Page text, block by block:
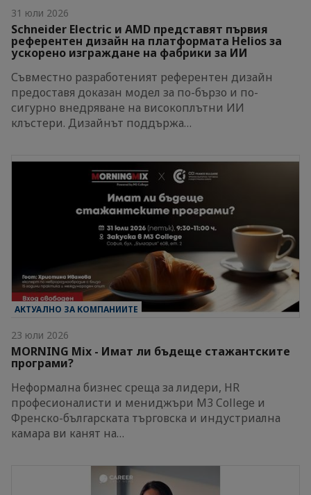
31 юли 2026
Schneider Electric и AMD представят първия
референтен дизайн на платформата Helios за
ускорено изграждане на фабрики за ИИ
Съвместно разработеният референтен дизайн
предоставя доказан модел за по-бързо и по-
сигурно внедряване на високоплътни ИИ
клъстери. Дизайнът поддържа…
АКТУАЛНО ЗА КОМПАНИИТЕ
23 юли 2026
MORNING Mix - Имат ли бъдеще стажантските
програми?
Неформална бизнес среща за лидери, HR
професионалисти и мениджъри M3 College и
Френско-българската търговска и индустриална
камара ви канят на…